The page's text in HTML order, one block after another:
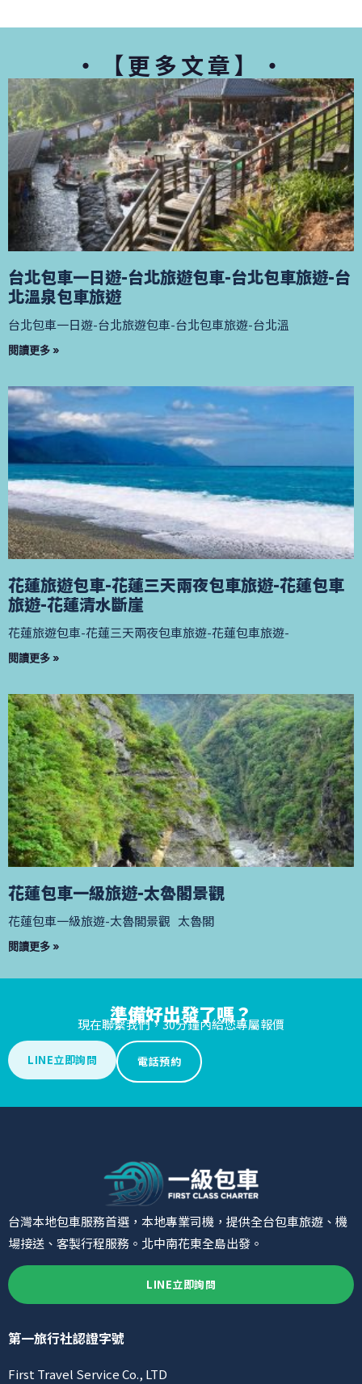
・【更多文章】・
台北包車一日遊-台北旅遊包車-台北包車旅遊-台
北溫泉包車旅遊
台北包車一日遊-台北旅遊包車-台北包車旅遊-台北溫
閱讀更多 »
花蓮旅遊包車-花蓮三天兩夜包車旅遊-花蓮包車
旅遊-花蓮清水斷崖
花蓮旅遊包車-花蓮三天兩夜包車旅遊-花蓮包車旅遊-
閱讀更多 »
花蓮包車一級旅遊-太魯閣景觀
花蓮包車一級旅遊-太魯閣景觀 太魯閣
閱讀更多 »
準備好出發了嗎？
現在聯繫我們，30分鐘內給您專屬報價
LINE立即詢問 電話預約
台灣本地包車服務首選，本地專業司機，提供全台包車旅遊、機
場接送、客製行程服務。北中南花東全島出發。
LINE立即詢問
第一旅行社認證字號
First Travel Service Co., LTD